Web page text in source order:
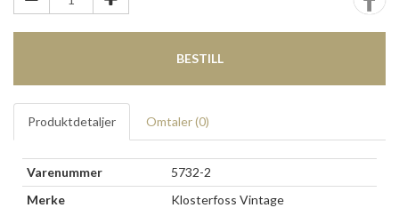
BESTILL
Produktdetaljer Omtaler (0)
Varenummer
5732-2
Merke
Klosterfoss Vintage